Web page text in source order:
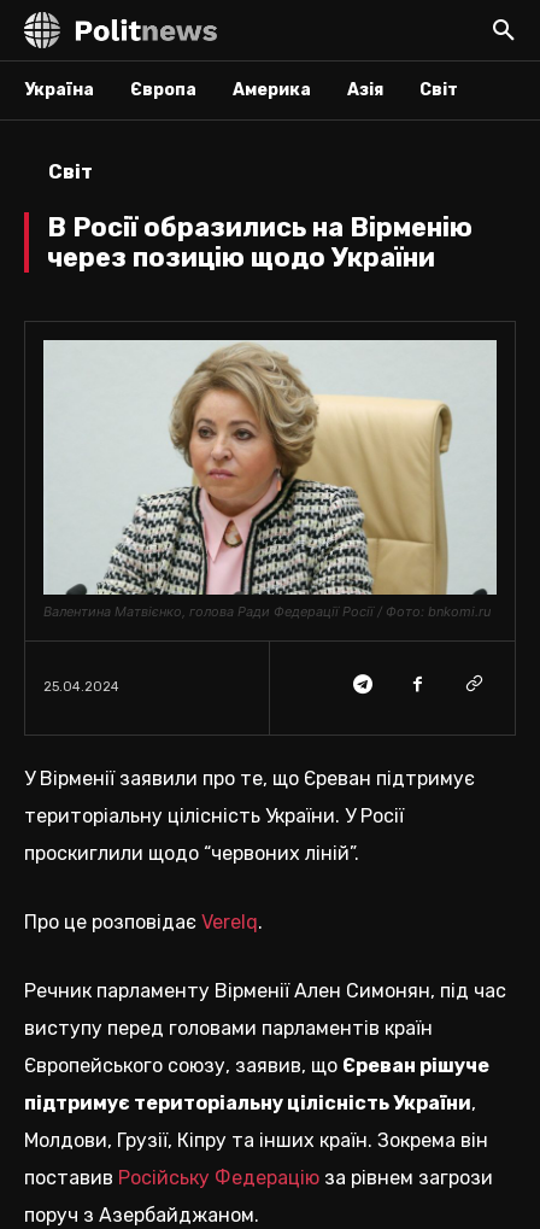
Україна Європа Америка Азія Світ
Світ
В Росії образились на Вірменію
через позицію щодо України
Валентина Матвієнко, голова Ради Федерації Росії / Фото: bnkomi.ru
25.04.2024
У Вірменії заявили про те, що Єреван підтримує
територіальну цілісність України. У Росії
проскиглили щодо “червоних ліній”.
Про це розповідає Verelq.
Речник парламенту Вірменії Ален Симонян, під час
виступу перед головами парламентів країн
Європейського союзу, заявив, що Єреван рішуче
підтримує територіальну цілісність України,
Молдови, Грузії, Кіпру та інших країн. Зокрема він
поставив Російську Федерацію за рівнем загрози
поруч з Азербайджаном.